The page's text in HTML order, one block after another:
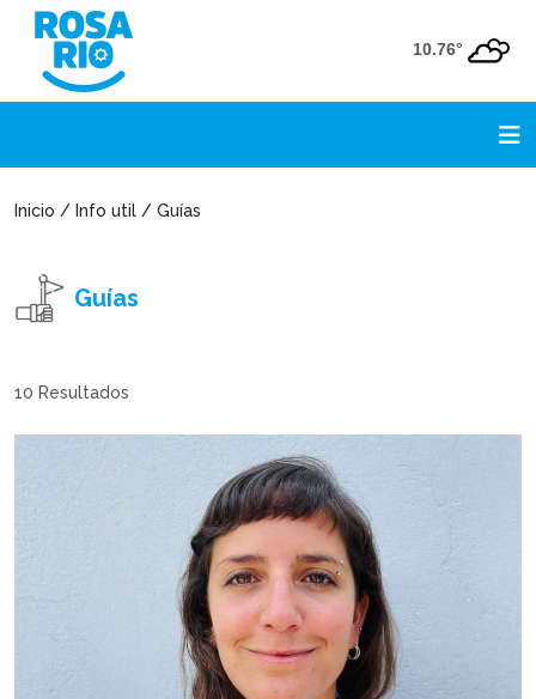
10.76°
Inicio / Info util / Guías
Guías
10 Resultados